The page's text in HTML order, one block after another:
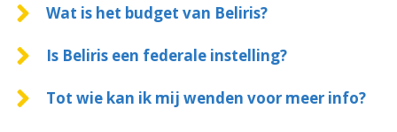
Wat is het budget van Beliris?
Is Beliris een federale instelling?
Tot wie kan ik mij wenden voor meer info?